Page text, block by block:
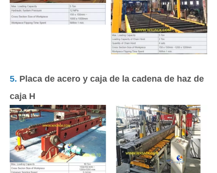
5. Placa de acero y caja de la cadena de haz de
caja H